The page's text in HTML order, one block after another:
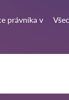
právníka v